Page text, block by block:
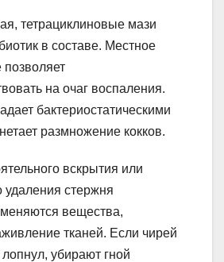
тетрациклиновые мази
в составе. Местное
позволяет
на очаг воспаления.
бактериостатическими
размножение кокков.
вскрытия или
удаления стержня
вещества,
тканей. Если чирей
убирают гной